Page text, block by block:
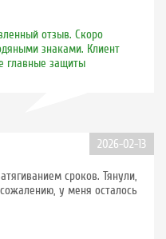
отзыв. Скоро
знаками. Клиент
главные защиты
2026-02-13
сроков. Тянули,
у меня осталось